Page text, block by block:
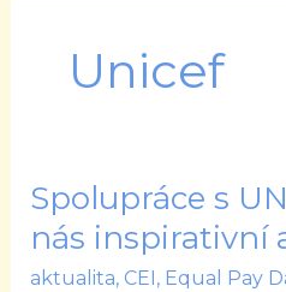
Unicef
Spolupráce s
nás inspirativní
aktualita, CEI , Equal Pay
Spolupráce
s